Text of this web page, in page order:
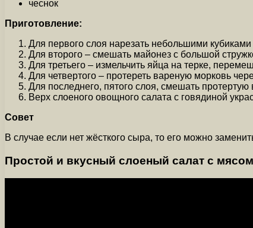
чеснок
Приготовление:
Для первого слоя нарезать небольшими
Для второго – смешать майонез с большой
Для третьего – измельчить яйца на терке,
Для четвертого – протереть вареную морковь
Для последнего, пятого слоя, смешать
Верх слоеного овощного салата с говядиной
Совет
В случае если нет жёсткого сыра, то его можно
Простой и вкусный слоеный салат с